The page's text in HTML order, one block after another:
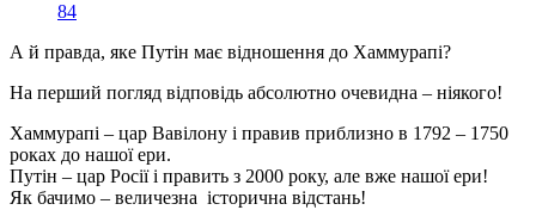
84
А й правда, яке Путін має відношення до Хаммурапі?
На перший погляд відповідь абсолютно очевидна – ніякого!
Хаммурапі – цар Вавілону і правив приблизно в 1792 – 1750
роках до нашої ери.
Путін – цар Росії і править з 2000 року, але вже нашої ери!
Як бачимо – величезна історична відстань!